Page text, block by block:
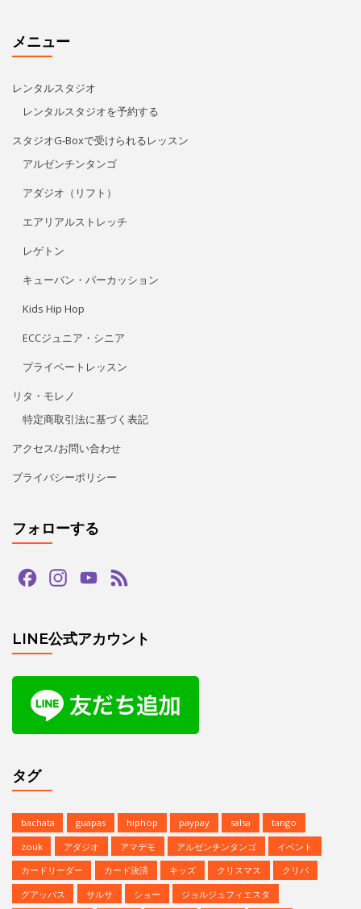
メニュー
レンタルスタジオ
レンタルスタジオを予約する
スタジオG-Boxで受けられるレッスン
アルゼンチンタンゴ
アダジオ（リフト）
エアリアルストレッチ
レゲトン
キューバン・パーカッション
Kids Hip Hop
ECCジュニア・シニア
プライベートレッスン
リタ・モレノ
特定商取引法に基づく表記
アクセス/お問い合わせ
プライバシーポリシー
フォローする
FacebookInstagramYouTube
LINE公式アカウント
タグ
bachata guapas hiphop paypay salsa
tango
zouk
アダジオ アマデモ アルゼンチンタンゴ
イベント
カードリーダー
カード決済 キッズ クリスマス
クリパ
グアッパス
サルサ ショー ジョルジュフィエスタ